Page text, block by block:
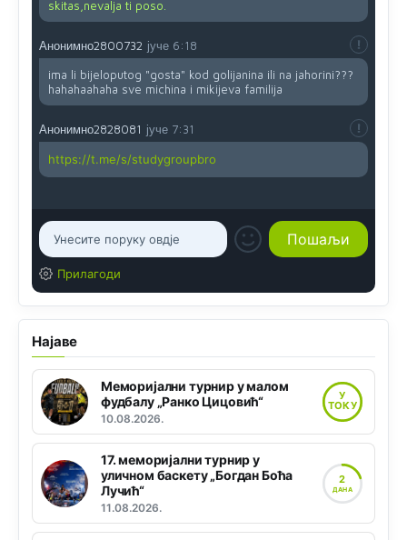
skitas,nevalja ti poso.
Анонимно2800732 јуче 6:18
ima li bijeloputog "gosta" kod golijanina ili na jahorini???
hahahaahaha sve michina i mikijeva familija
Анонимно2828081 јуче 7:31
https://t.me/s/studygroupbro
Прилагоди
Најаве
Меморијални турнир у малом
фудбалу „Ранко Цицовић“
10.08.2026.
У
ТОКУ
17. меморијални турнир у
уличном баскету „Богдан Боћа
Лучић“
11.08.2026.
2
ДАНА